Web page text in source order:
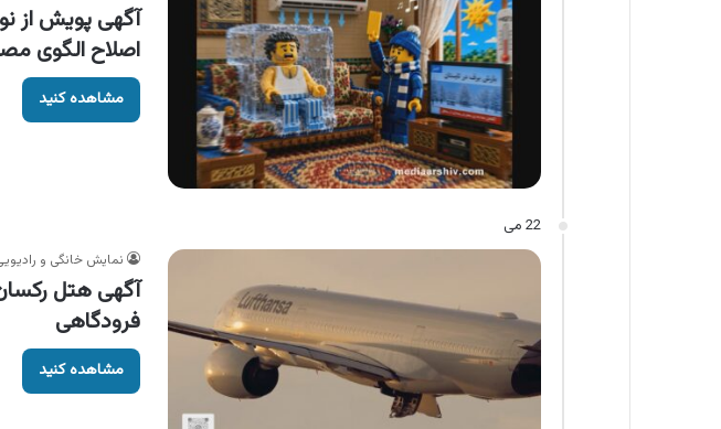
آگهی پویش از
اصلاح الگوی
مشاهده کنید
22 می
نمایش خانگی و
آگهی هتل
فرودگاهی
مشاهده کنید